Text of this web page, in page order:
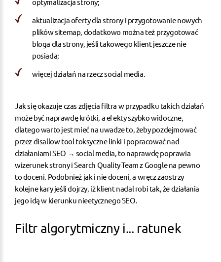
aktualizacja oferty dla strony i przygotowanie nowych
plików sitemap, dodatkowo można też przygotować
bloga dla strony, jeśli takowego klient jeszcze nie
posiada;
więcej działań na rzecz social media.
Jak się okazuje czas zdjęcia filtra w przypadku takich działań
może być naprawdę krótki, a efekty szybko widoczne,
dlatego warto jest mieć na uwadze to, żeby pozdejmować
przez disallow tool toksyczne linki i popracować nad
działaniami SEO → social media, to naprawdę poprawia
wizerunek strony i Search Quality Team z Google na pewno
to doceni. Podobnież jak i nie doceni, a wręcz zaostrzy
kolejne kary jeśli dojrzy, iż klient nadal robi tak, że działania
jego idą w kierunku nieetycznego SEO.
Filtr algorytmiczny i... ratunek